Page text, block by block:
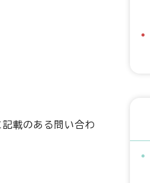
載のある問い合わ